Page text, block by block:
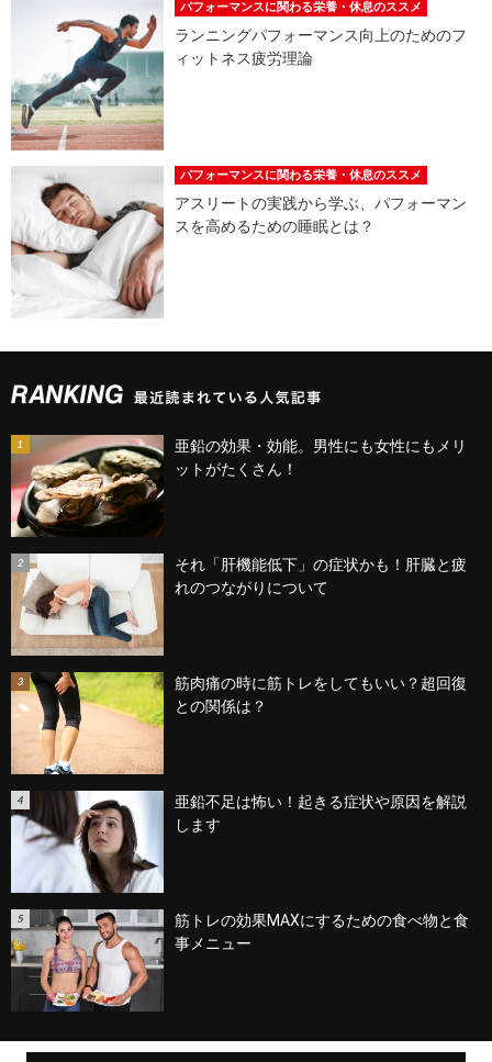
パフォーマンスに関わる栄養・休息のススメ
ランニングパフォーマンス向上のためのフ
ィットネス疲労理論
パフォーマンスに関わる栄養・休息のススメ
アスリートの実践から学ぶ、パフォーマン
スを高めるための睡眠とは？
亜鉛の効果・効能。男性にも女性にもメリ
ットがたくさん！
それ「肝機能低下」の症状かも！肝臓と疲
れのつながりについて
筋肉痛の時に筋トレをしてもいい？超回復
との関係は？
亜鉛不足は怖い！起きる症状や原因を解説
します
筋トレの効果MAXにするための食べ物と食
事メニュー